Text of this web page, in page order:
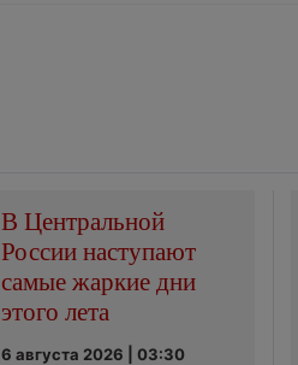
В Центральной
России наступают
самые жаркие дни
этого лета
6 августа 2026 | 03:30